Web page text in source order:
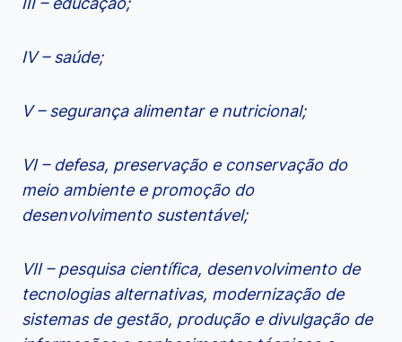
IV – saúde;
V – segurança alimentar e nutricional;
VI – defesa, preservação e conservação do
meio ambiente e promoção do
desenvolvimento sustentável;
VII – pesquisa científica, desenvolvimento de
tecnologias alternativas, modernização de
sistemas de gestão, produção e divulgação de